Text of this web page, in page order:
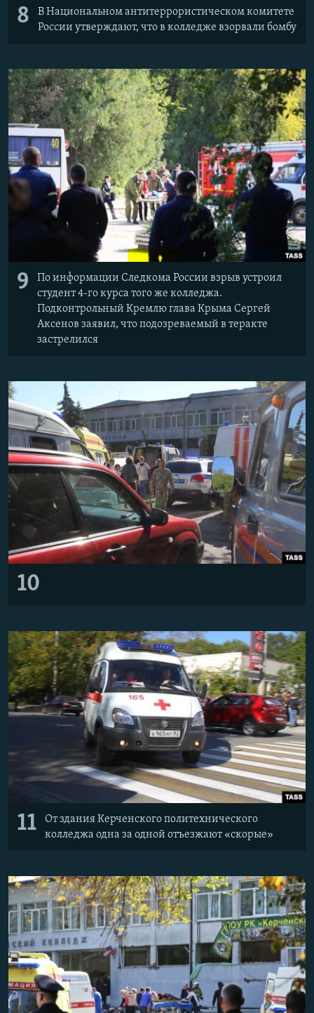
8
В Национальном антитеррористическом комитете
России утверждают, что в колледже взорвали бомбу
9
По информации Следкома России взрыв устроил
студент 4-го курса того же колледжа.
Подконтрольный Кремлю глава Крыма Сергей
Аксенов заявил, что подозреваемый в теракте
застрелился
10
11
От здания Керченского политехнического
колледжа одна за одной отъезжают «скорые»